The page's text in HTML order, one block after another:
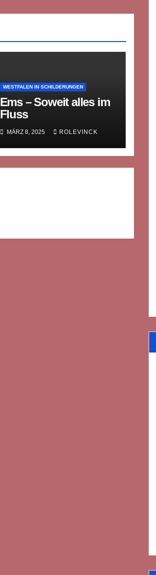
WESTFALEN IN SCHILDERUNGEN
Ems – Soweit alles im
Fluss
MÄRZ 8, 2025 ROLEVINCK